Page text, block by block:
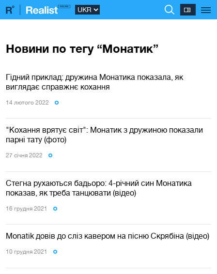
Новини по тегу “Монатик”
Гідний приклад: дружина Монатика показала, як
виглядає справжнє кохання
14 лютого 2022
"Кохання врятує світ": Монатик з дружиною показали
парні тату (фото)
27 сiчня 2022
Стегна рухаються бадьоро: 4-річний син Монатика
показав, як треба танцювати (відео)
16 грудня 2021
Monatik довів до сліз кавером на пісню Скрябіна (відео)
10 грудня 2021